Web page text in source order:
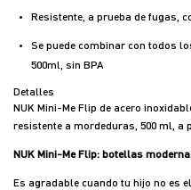
Resistente, a prueba de fugas,
Se puede combinar con todos
500ml, sin BPA
Detalles
NUK Mini-Me Flip de acero
resistente a mordeduras, 500 ml, a
NUK Mini-Me Flip: botellas
Es agradable cuando tu hijo no es